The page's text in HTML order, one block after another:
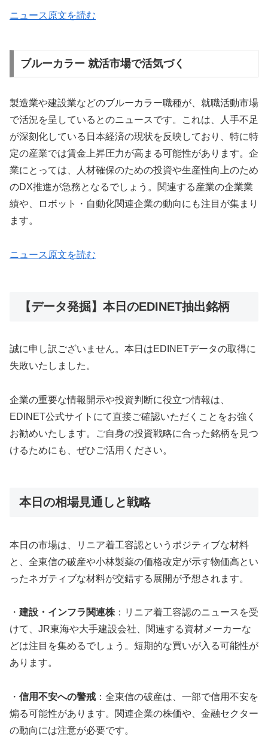
ニュース原文を読む
ブルーカラー 就活市場で活気づく
製造業や建設業などのブルーカラー職種が、就職活動市場
で活況を呈しているとのニュースです。これは、人手不足
が深刻化している日本経済の現状を反映しており、特に特
定の産業では賃金上昇圧力が高まる可能性があります。企
業にとっては、人材確保のための投資や生産性向上のため
のDX推進が急務となるでしょう。関連する産業の企業業
績や、ロボット・自動化関連企業の動向にも注目が集まり
ます。
ニュース原文を読む
【データ発掘】本日のEDINET抽出銘柄
誠に申し訳ございません。本日はEDINETデータの取得に
失敗いたしました。
企業の重要な情報開示や投資判断に役立つ情報は、
EDINET公式サイトにて直接ご確認いただくことをお強く
お勧めいたします。ご自身の投資戦略に合った銘柄を見つ
けるためにも、ぜひご活用ください。
本日の相場見通しと戦略
本日の市場は、リニア着工容認というポジティブな材料
と、全東信の破産や小林製薬の価格改定が示す物価高とい
ったネガティブな材料が交錯する展開が予想されます。
・ 建設・インフラ関連株 ：リニア着工容認のニュースを受
けて、JR東海や大手建設会社、関連する資材メーカーな
どは注目を集めるでしょう。短期的な買いが入る可能性が
あります。
・ 信用不安への警戒 ：全東信の破産は、一部で信用不安を
煽る可能性があります。関連企業の株価や、金融セクター
の動向には注意が必要です。